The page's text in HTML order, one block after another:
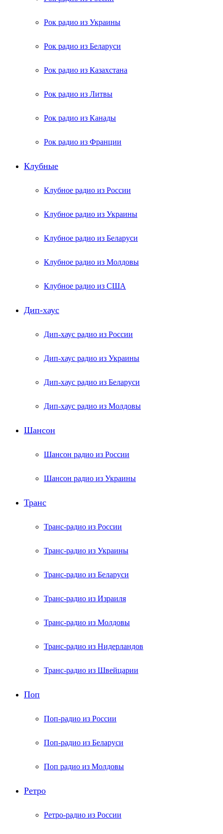
Рок радио из Украины
Рок радио из Беларуси
Рок радио из Казахстана
Рок радио из Литвы
Рок радио из Канады
Рок радио из Франции
Клубные
Клубное радио из России
Клубное радио из Украины
Клубное радио из Беларуси
Клубное радио из Молдовы
Клубное радио из США
Дип-хаус
Дип-хаус радио из России
Дип-хаус радио из Украины
Дип-хаус радио из Беларуси
Дип-хаус радио из Молдовы
Шансон
Шансон радио из России
Шансон радио из Украины
Транс
Транс-радио из России
Транс-радио из Украины
Транс-радио из Беларуси
Транс-радио из Израиля
Транс-радио из Молдовы
Транс-радио из Нидерландов
Транс-радио из Швейцарии
Поп
Поп-радио из России
Поп-радио из Беларуси
Поп радио из Молдовы
Ретро
Ретро-радио из России